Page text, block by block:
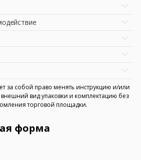
за собой право менять инструкцию и/или
внешний вид упаковки и комплектацию без
торговой площадки.
форма